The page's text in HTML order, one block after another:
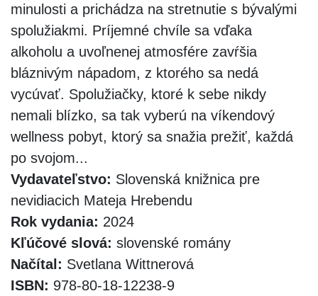
minulosti a prichádza na stretnutie s bývalými
spolužiakmi. Príjemné chvíle sa vďaka
alkoholu a uvoľnenej atmosfére zavŕšia
bláznivým nápadom, z ktorého sa nedá
vycúvať. Spolužiačky, ktoré k sebe nikdy
nemali blízko, sa tak vyberú na víkendový
wellness pobyt, ktorý sa snažia prežiť, každá
po svojom...
Vydavateľstvo: Slovenská knižnica pre
nevidiacich Mateja Hrebendu
Rok vydania: 2024
Kľúčové slová: slovenské romány
Načítal: Svetlana Wittnerová
ISBN: 978-80-18-12238-9